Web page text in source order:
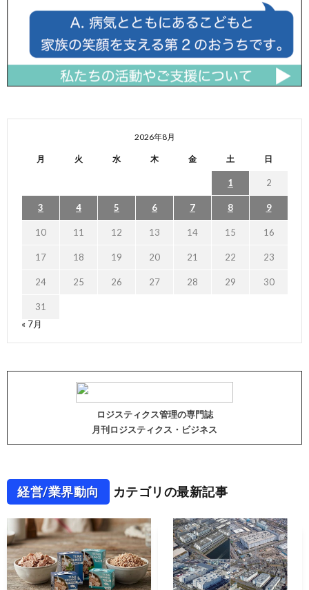
2026年8月
月 火 水 木 金 土 日
1 2
3 4 5 6 7 8 9
10 11 12 13 14 15 16
17 18 19 20 21 22 23
24 25 26 27 28 29 30
31
« 7月
ロジスティクス管理の専門誌
月刊ロジスティクス・ビジネス
経営/業界動向 カテゴリの最新記事